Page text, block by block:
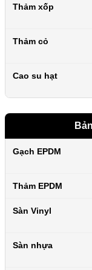
Thảm xốp
Thảm cỏ
Cao su hạt
Gạch EPDM
Thảm EPDM
Sàn Vinyl
Sàn nhựa